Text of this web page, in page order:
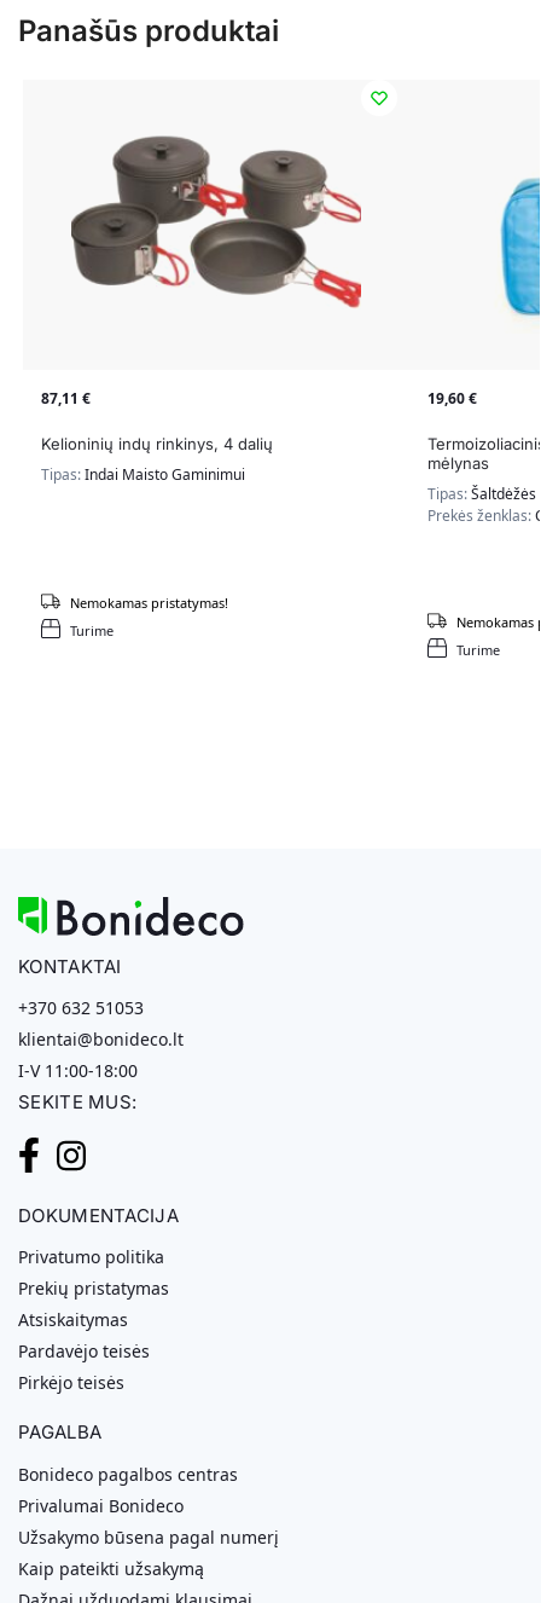
Panašūs produktai
87,11 €
Kelioninių indų rinkinys, 4 dalių
Tipas:Indai Maisto Gaminimui
Turime
Nemokamas pristatymas!
19,60€
mėlynas
Tipas:Šaltdėžės
Prekės ženklas:
Turime
Nemokamas
KONTAKTAI
+370 632 51053
klientai@bonideco.lt
I-V 11:00-18:00
SEKITE MUS:
DOKUMENTACIJA
Privatumo politika
Prekių pristatymas
Atsiskaitymas
Pardavėjo teisės
Pirkėjo teisės
PAGALBA
Bonideco pagalbos centras
Privalumai Bonideco
Užsakymo būsena pagal numerį
Kaip pateikti užsakymą